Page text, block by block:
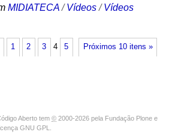
MIDIATECA /Vídeos /Vídeos
Próximos 10 itens »
1 2 3 4 5
Aberto tem © 2000-2026 pela Fundação Plone e
GNU GPL